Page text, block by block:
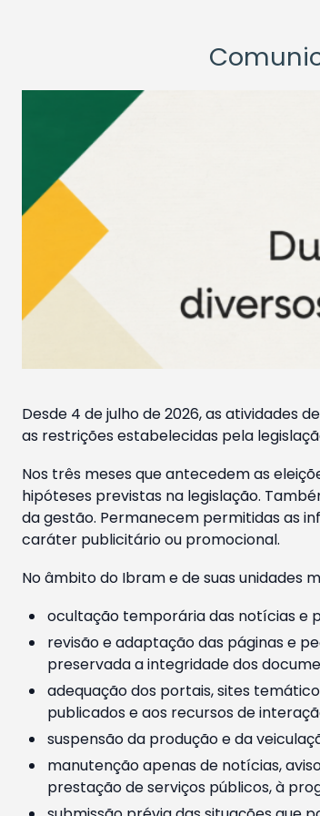
Desde 4 de julho de 2026, as atividades
as restrições estabelecidas pela
Nos três meses que antecedem as
hipóteses previstas na legislação.
da gestão. Permanecem permitidas as
caráter publicitário ou promocional.
No âmbito do Ibram e de suas unidades
ocultação temporária das notícias e
revisão e adaptação das páginas e
preservada a integridade dos
adequação dos portais, sites
publicados e aos recursos de
suspensão da produção e da
manutenção apenas de notícias,
prestação de serviços públicos, à